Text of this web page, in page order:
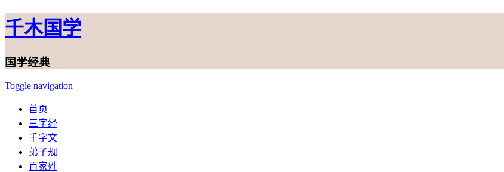
千木国学
国学经典
Toggle navigation
首页
三字经
千字文
弟子规
百家姓